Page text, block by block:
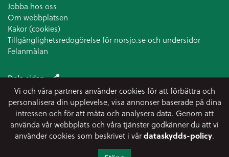
Jobba hos oss
Om webbplatsen
Kakor (cookies)
Tillgänglighetsredogörelse för norsjo.se och undersidor
Felanmälan
Dela sidan
Vi och våra partners använder cookies för att förbättra och
personalisera din upplevelse, visa annonser baserade på dina
intressen och för att mäta och analysera data. Genom att
använda vår webbplats och våra tjänster godkänner du att vi
använder cookies som beskrivet i vårdataskydds-policy.